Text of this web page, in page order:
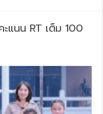
แนน RT เต็ม 100